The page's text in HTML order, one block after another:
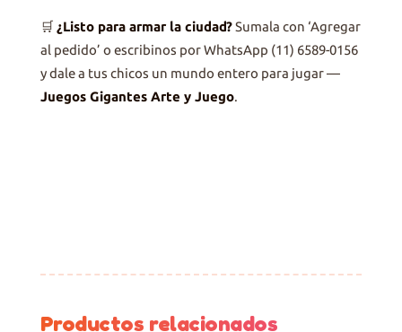
🛒 ¿Listo para armar la ciudad?Sumala con ‘Agregar
al pedido’ o escribinos por WhatsApp (11) 6589-0156
y dale a tus chicos un mundo entero para jugar —
Juegos Gigantes Arte y Juego.
Productos relacionados